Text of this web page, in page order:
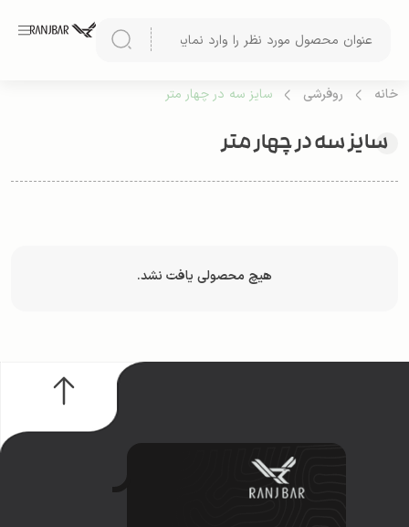
خانه روفرشی سایز سه در چهار متر
سایز سه در چهار متر
هیچ محصولی یافت نشد.